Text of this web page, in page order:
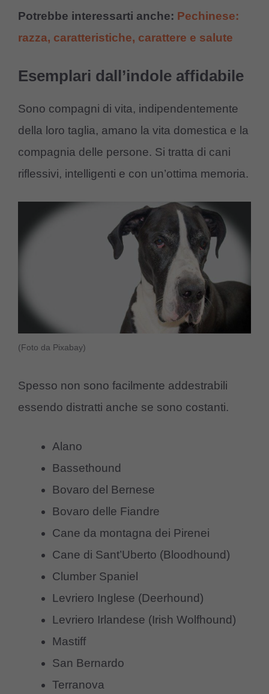
Potrebbe interessarti anche: Pechinese:
razza, caratteristiche, carattere e salute
Esemplari dall’indole affidabile
Sono compagni di vita, indipendentemente
della loro taglia, amano la vita domestica e la
compagnia delle persone. Si tratta di cani
riflessivi, intelligenti e con un’ottima memoria.
(Foto da Pixabay)
Spesso non sono facilmente addestrabili
essendo distratti anche se sono costanti.
Alano
Bassethound
Bovaro del Bernese
Bovaro delle Fiandre
Cane da montagna dei Pirenei
Cane di Sant’Uberto (Bloodhound)
Clumber Spaniel
Levriero Inglese (Deerhound)
Levriero Irlandese (Irish Wolfhound)
Mastiff
San Bernardo
Terranova